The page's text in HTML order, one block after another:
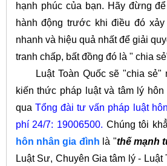
hạnh phúc của bạn. Hãy đừng
hành động trước khi điều đó
nhanh và hiệu quả nhất để giải
tranh chấp, bất đồng đó là " chia
Luật Toàn Quốc sẽ "chia sẻ"
kiến thức pháp luật và tâm lý
qua Tổng đài tư vấn pháp luật
phí 24/7: 19006500. Chúng tôi
hôn nhân gia đình là "thế mạnh
Luật Sư, Chuyên Gia tâm lý - Luật